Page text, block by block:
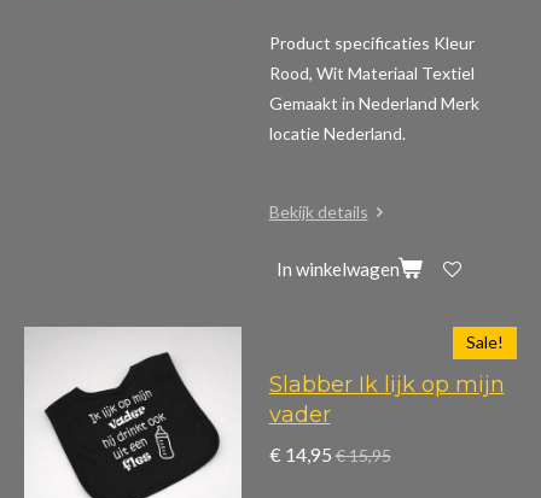
Product specificaties Kleur
Rood, Wit Materiaal Textiel
Gemaakt in Nederland Merk
locatie Nederland.
Bekijk details
In winkelwagen
Sale!
Slabber Ik lijk op mijn
vader
€ 14,95 € 15,95